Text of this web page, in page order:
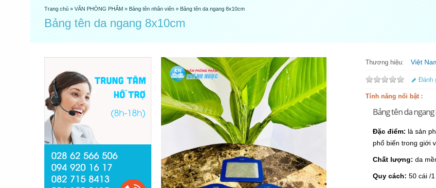
Trang chủ»VĂN PHÒNG PHẨM »Bảng tên nhân viên »Bảng tên da ngang 8x10cm
Bảng tên da ngang 8x10cm
Thương hiệu: Việt
Đánh
Tính năng nổi bật :
Bảng tên da
Đặc điểm: là sản
phổ biến trong giới
Chất lượng: da
Quy cách: 50 cái /